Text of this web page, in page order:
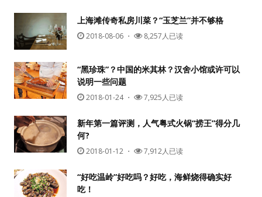
上海滩传奇私房川菜？“玉芝兰”并不够格
2018-08-06 ・ 8,257人已读
“黑珍珠”？中国的米其林？汉舍小馆或许可以
说明一些问题
2018-01-24・ 7,925人已读
新年第一篇评测，人气粤式火锅“捞王”得分几
何?
2018-01-12 ・ 7,912人已读
“好吃温岭”好吃吗？好吃，海鲜烧得确实好
吃！